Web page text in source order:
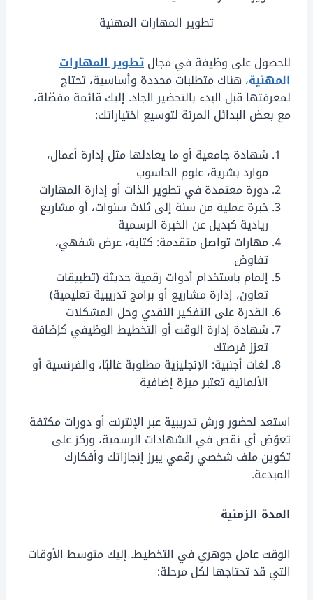
تطوير المهارات المهنية
للحصول على وظيفة في مجالتطوير المهارات
المهنية، هناك متطلبات محددة وأساسية، تحتاج
لمعرفتها قبل البدء بالتحضير الجاد. إليك قائمة مفصّلة،
مع بعض البدائل المرنة لتوسيع اختياراتك:
شهادة جامعية أو ما يعادلها مثل إدارة أعمال،
موارد بشرية، علوم الحاسوب
دورة معتمدة في تطوير الذات أو إدارة المهارات
خبرة عملية من سنة إلى ثلاث سنوات، أو مشاريع
ريادية كبديل عن الخبرة الرسمية
مهارات تواصل متقدمة: كتابة، عرض شفهي،
تفاوض
إلمام باستخدام أدوات رقمية حديثة (تطبيقات
تعاون، إدارة مشاريع أو برامج تدريبية تعليمية)
القدرة على التفكير النقدي وحل المشكلات
شهادة إدارة الوقت أو التخطيط الوظيفي كإضافة
تعزز فرصتك
لغات أجنبية: الإنجليزية مطلوبة غالبًا، والفرنسية أو
الألمانية تعتبر ميزة إضافية
استعد لحضور ورش تدريبية عبر الإنترنت أو دورات مكثفة
تعوّض أي نقص في الشهادات الرسمية، وركز على
تكوين ملف شخصي رقمي يبرز إنجازاتك وأفكارك
المبدعة.
المدة الزمنية
الوقت عامل جوهري في التخطيط. إليك متوسط الأوقات
التي قد تحتاجها لكل مرحلة: